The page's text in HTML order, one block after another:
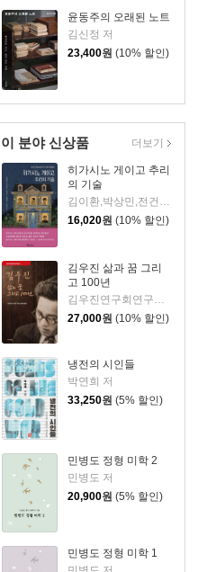
윤동주의 오래된 노트
김신정 저
23,400원 (10% 할인)
이 분야 신상품
히가시노 게이고 추리
의 기술
16,020원 (10% 할인)
김우진 삶과 꿈 그리
고 100년
김우진연구회연구총서간행위원회 저
27,000원 (10% 할인)
냉전의 시인들
박연희 저
33,250원 (5% 할인)
민병도 정형 미학 2
민병도 저
20,900원 (5% 할인)
민병도 정형 미학 1
더보기